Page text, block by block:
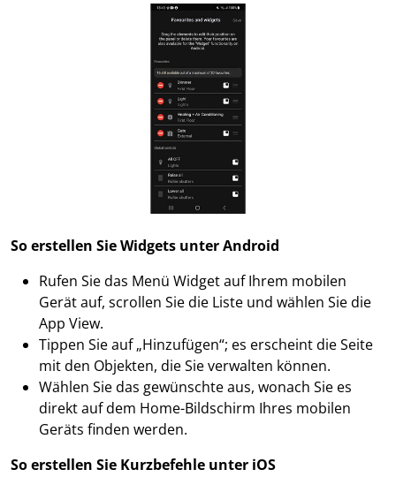
So erstellen Sie Widgets unter Android
Rufen Sie das Menü Widget auf Ihrem mobilen
Gerät auf, scrollen Sie die Liste und wählen Sie die
App View.
Tippen Sie auf „Hinzufügen“; es erscheint die Seite
mit den Objekten, die Sie verwalten können.
Wählen Sie das gewünschte aus, wonach Sie es
direkt auf dem Home-Bildschirm Ihres mobilen
Geräts finden werden.
So erstellen Sie Kurzbefehle unter iOS